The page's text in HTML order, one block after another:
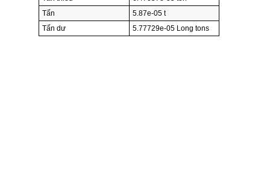
Tấn
5.87e-05 t
Tấn dư
5.77729e-05 Long tons